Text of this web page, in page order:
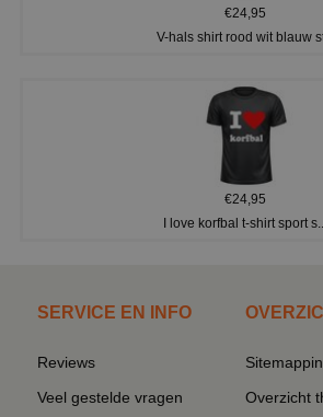
€24,95
V-hals shirt rood wit blauw
€24,95
I love korfbal t-shirt sport
SERVICE EN INFO
Reviews
Veel gestelde vragen
Overzicht